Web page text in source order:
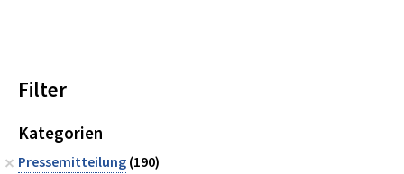
Filter
Kategorien
Pressemitteilung(190)